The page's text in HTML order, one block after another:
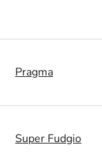
Pragma
Super Fudgio